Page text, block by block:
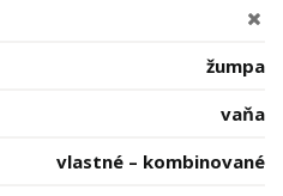
žumpa
vaňa
vlastné – kombinované